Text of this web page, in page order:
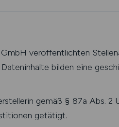
veröffentlichten
bilden eine
gemäß § 87a Abs. 2
getätigt.